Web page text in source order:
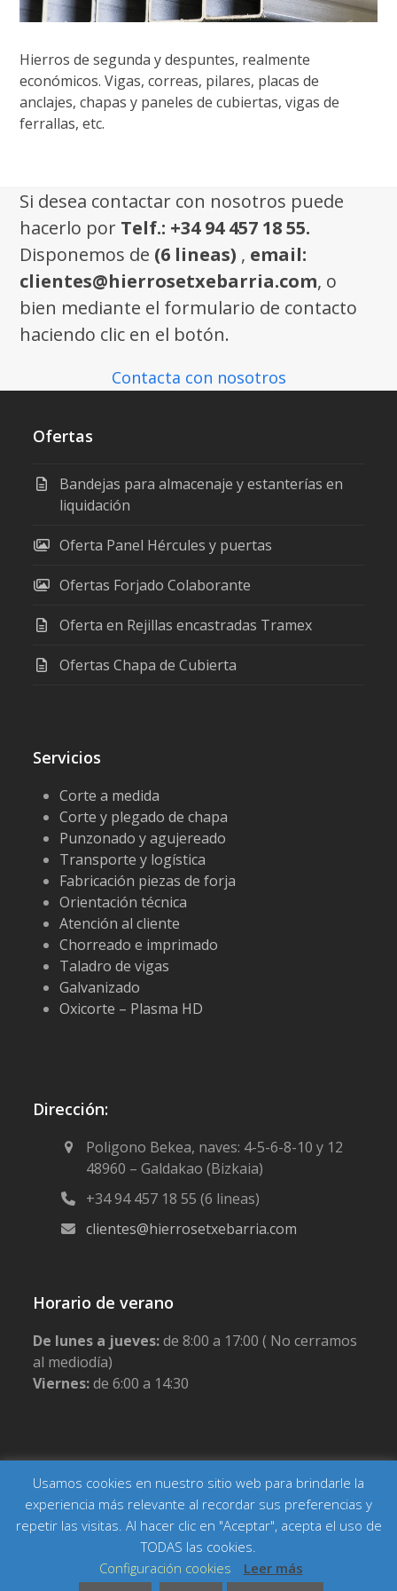
Hierros de segunda y despuntes, realmente
económicos. Vigas, correas, pilares, placas de
anclajes, chapas y paneles de cubiertas, vigas de
ferrallas, etc.
Si desea contactar con nosotros puede
hacerlo por Telf.: +34 94 457 18 55.
Disponemos de (6 lineas) , email:
clientes@hierrosetxebarria.com, o
bien mediante el formulario de contacto
haciendo clic en el botón.
Contacta con nosotros
Ofertas
Bandejas para almacenaje y estanterías en
liquidación
Oferta Panel Hércules y puertas
Ofertas Forjado Colaborante
Oferta en Rejillas encastradas Tramex
Ofertas Chapa de Cubierta
Servicios
Corte a medida
Corte y plegado de chapa
Punzonado y agujereado
Transporte y logística
Fabricación piezas de forja
Orientación técnica
Atención al cliente
Chorreado e imprimado
Taladro de vigas
Galvanizado
Oxicorte – Plasma HD
Dirección:
Poligono Bekea, naves: 4-5-6-8-10 y 12
48960 – Galdakao (Bizkaia)
+34 94 457 18 55 (6 lineas)
clientes@hierrosetxebarria.com
Horario de verano
De lunes a jueves:de 8:00 a 17:00 ( No cerramos
al mediodía)
Viernes:de 6:00 a 14:30
Copyright Hierros Etxebarria
InicioActualidad ContactoAviso legalPolítica de privacidad
Política de cookiesCondiciones generales de venta
Usamos cookies en nuestro sitio web para brindarle la
experiencia más relevante al recordar sus preferencias y
repetir las visitas. Al hacer clic en "Aceptar", acepta el uso de
TODAS las cookies.
Configuración cookies
Leer más